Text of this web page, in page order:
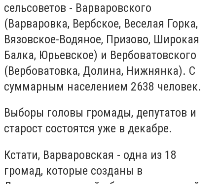
сельсоветов - Варваровского
(Варваровка, Вербское, Веселая Горка,
Вязовское-Водяное, Призово, Широкая
Балка, Юрьевское) и Вербоватовского
(Вербоватовка, Долина, Нижнянка). С
суммарным населением 2638 человек.
Выборы головы громады, депутатов и
старост состоятся уже в декабре.
Кстати, Варваровская - одна из 18
громад, которые созданы в